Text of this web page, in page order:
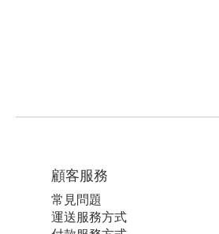
顧客服務
常見問題
運送服務方式